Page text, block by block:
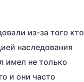
из-за того кто
наследования
имел не только
и они часто